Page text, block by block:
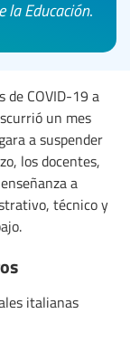
la Educación.
de COVID-19 a
un mes
a suspender
los docentes,
a
técnico y
italianas